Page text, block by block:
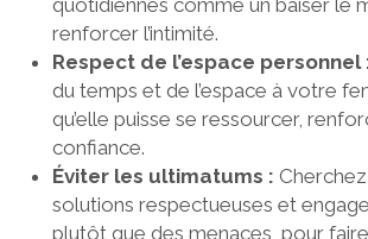
quotidiennes comme un baiser le
renforcer l’intimité.
Respect de l’espace personnel
du temps et de l’espace à votre
qu’elle puisse se ressourcer,
confiance.
Éviter les ultimatums :
solutions respectueuses et
plutôt que des menaces, pour